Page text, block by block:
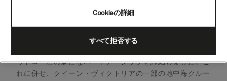
ラグジュアリーな洋上体験をお届けするキュナードは、こ
ウトローとの新たなパートナーシップを締結しました。こ
れに併せ、クイーン・ヴィクトリアの一部の地中海クルー
Cookieの詳細
すべて拒否する